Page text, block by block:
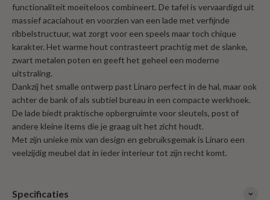
functionaliteit moeiteloos combineert. De tafel is vervaardigd uit
massief acaciahout en voorzien van een lade met verfijnde
ribbelstructuur, wat zorgt voor een speels maar toch chique
karakter. Het warme hout contrasteert prachtig met de slanke,
zwart metalen poten en geeft het geheel een moderne
uitstraling.
Dankzij het smalle ontwerp past Linaro perfect in de hal, maar ook
achter de bank of als subtiel bureau in een compacte werkhoek.
De lade biedt praktische opbergruimte voor sleutels, post of
andere kleine items die je graag uit het zicht houdt.
Met zijn unieke mix van design en gebruiksgemak is Linaro een
veelzijdig meubel dat in ieder interieur tot zijn recht komt.
Specificaties